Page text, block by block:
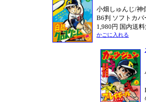
小畑しゅんじ/神
B6判 ソフトカバ
1,980円 国内送
かごに入れる